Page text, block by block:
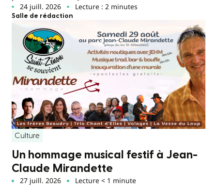
24 juill. 2026 Lecture : 2 minutes
Salle de rédaction
Culture
Un hommage musical festif à Jean-
Claude Mirandette
27 juill. 2026 Lecture < 1 minute